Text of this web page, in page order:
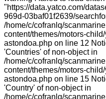
"https://data.yatco.com/
969d-03baf01f2639/
/home/c/cofranlq/
content/themes/motors-
astondoa.php on line 12
'Countries' of non-object in
/home/c/cofranlq/
content/themes/motors-
astondoa.php on line 15
'Country' of non-object in
/home/c/cofranlq/